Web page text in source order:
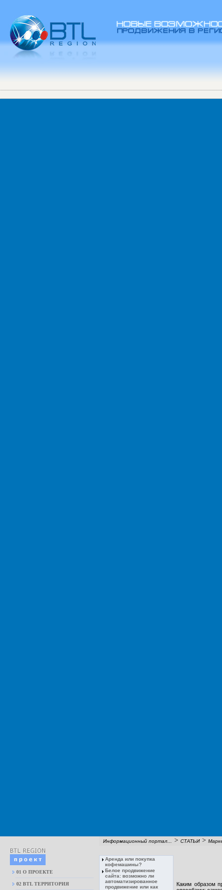
Информационный портал... > СТАТЬИ >
01 О ПРОЕКТЕ
02 BTL ТЕРРИТОРИЯ
Аренда или покупка
кофемашины?
Белое продвижение
сайта: возможно ли
автоматизированное
продвижение или как
Каким образом